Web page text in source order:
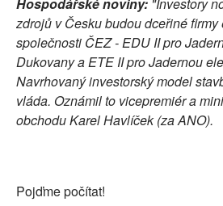
SOCIÁLNÍ SÍTĚ
RUBRIKY
PLNÁ VERZE STRÁNEK
zdrojů v Česku budou dceřiné firmy
společnosti ČEZ - EDU II pro
Dukovany a ETE II pro Jadernou
Navrhovaný investorský model
vláda. Oznámil to vicepremiér a
obchodu Karel Havlíček (za ANO).
Pojďme počítat!